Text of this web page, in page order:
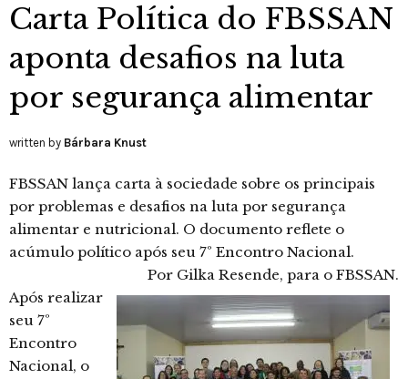
Carta Política do FBSSAN
aponta desafios na luta
por segurança alimentar
written by Bárbara Knust
FBSSAN lança carta à sociedade sobre os principais
por problemas e desafios na luta por segurança
alimentar e nutricional. O documento reflete o
acúmulo político após seu 7º Encontro Nacional.
Por Gilka Resende, para o FBSSAN.
Após realizar
seu 7º
Encontro
Nacional, o